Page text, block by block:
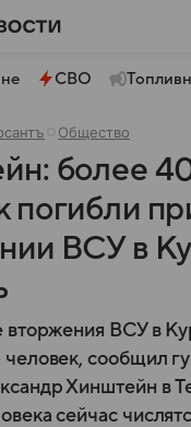
СВО
Общество
более
погибли
ВСУ в
вторжения ВСУ в
сообщил
Хинштейн в
сейчас